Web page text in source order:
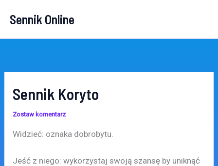
Sennik Online
Sennik Koryto
Zostaw komentarz
Widzieć: oznaka dobrobytu.
Jeść z niego: wykorzystaj swoją szansę by uniknąć